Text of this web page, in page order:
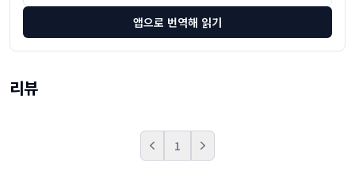
앱으로 번역해 읽기
리뷰
Prev 1 Next